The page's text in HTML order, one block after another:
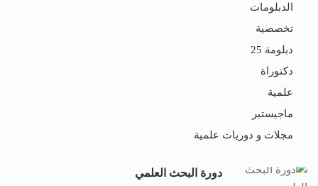
الدبلومات
تخصصية
دبلومة 25
دكتوراة
علمية
ماجيستير
مجلات و دوريات علمية
دورة البحث العلمي